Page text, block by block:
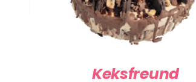
WEIST
Keksfreund